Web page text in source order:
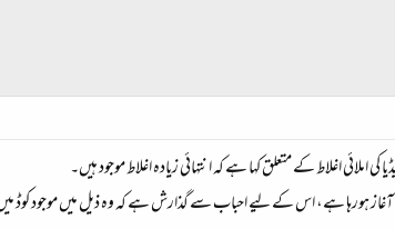
املائی اغلاط کے متعلق کہا ہے کہ انتہائی زیادہ اغلاط موجود ہیں۔
کا آغاز ہورہا ہے، اس کے لیے احباب سے گذارش ہے کہ وہ ذیل میں موجود